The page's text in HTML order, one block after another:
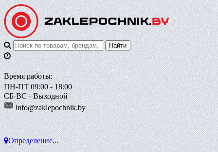
Время работы:
ПН-ПТ 09:00 - 18:00
СБ-ВС - Выходной
info@zaklepochnik.by
Определение...